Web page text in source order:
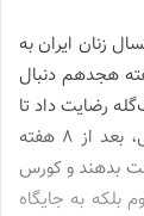
فوتسال زنان ایران به
هجدهم دنبال
رضایت داد تا
شاگردان نیلوفر اردلان با تحمل دومین شکست پیاپی، بعد از 8 هفته
بدهند و کورس
بلکه به جایگاه